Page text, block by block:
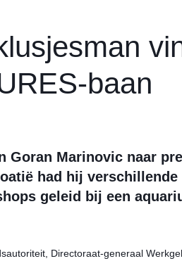
baan
Goran Marinovic naar
had hij
geleid bij een
Directoraat-generaal